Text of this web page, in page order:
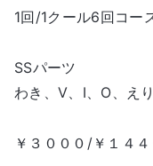
1回/1クール6回コー
SSパーツ
わき、V、I、O、え
￥３０００/￥１４４